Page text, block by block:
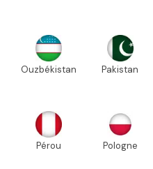
Ouzbékistan Pakistan
Pérou Pologne